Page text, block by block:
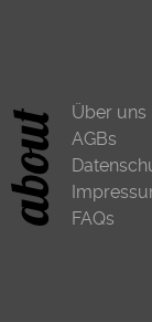
Über uns
AGBs
FAQs